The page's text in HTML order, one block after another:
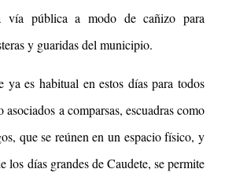
vía pública a modo de cañizo para
y guaridas del municipio.
ya es habitual en estos días para todos
asociados a comparsas, escuadras como
que se reúnen en un espacio físico, y
los días grandes de Caudete, se permite